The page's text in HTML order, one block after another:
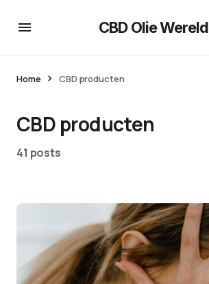
CBD Olie Wereld
Home CBD producten
CBD producten
41 posts